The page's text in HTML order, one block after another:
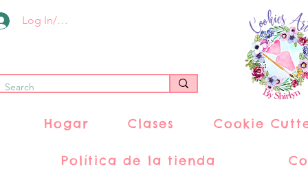
Log In/Register
Hogar Clases Cookie
Política de la tienda